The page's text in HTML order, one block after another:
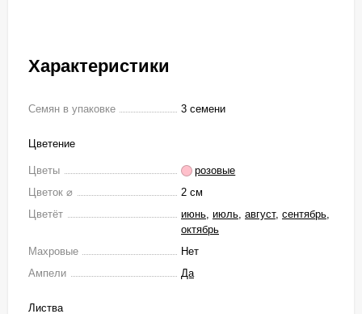
Характеристики
Семян в упаковке 3 семени
Цветение
Цветы
розовые
Цветок ⌀
2 см
Цветёт
июнь, июль, август, сентябрь,
октябрь
Махровые
Нет
Ампели
Да
Листва